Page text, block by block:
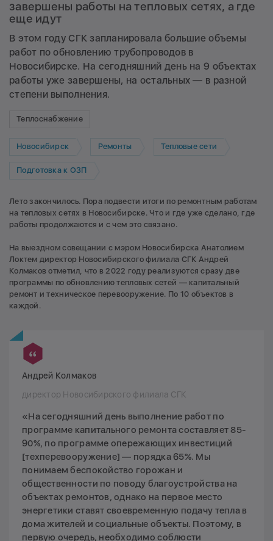
завершены работы на тепловых сетях, а где
еще идут
В этом году СГК запланировала большие объемы
работ по обновлению трубопроводов в
Новосибирске. На сегодняшний день на 9 объектах
работы уже завершены, на остальных — в разной
степени выполнения.
Теплоснабжение
Новосибирск Ремонты Тепловые сети
Подготовка к ОЗП
Лето закончилось. Пора подвести итоги по ремонтным работам
на тепловых сетях в Новосибирске. Что и где уже сделано, где
работы продолжаются и с чем это связано.
На выездном совещании с мэром Новосибирска Анатолием
Локтем директор Новосибирского филиала СГК Андрей
Колмаков отметил, что в 2022 году реализуются сразу две
программы по обновлению тепловых сетей — капитальный
ремонт и техническое перевооружение. По 10 объектов в
каждой.
Андрей Колмаков
директор Новосибирского филиала СГК
«На сегодняшний день выполнение работ по
программе капитального ремонта составляет 85-
90%, по программе опережающих инвестиций
[техперевооружение] — порядка 65%. Мы
понимаем беспокойство горожан и
общественности по поводу благоустройства на
объектах ремонтов, однако на первое место
энергетики ставят своевременную подачу тепла в
дома жителей и социальные объекты. Поэтому, в
первую очередь, необходимо соблюсти